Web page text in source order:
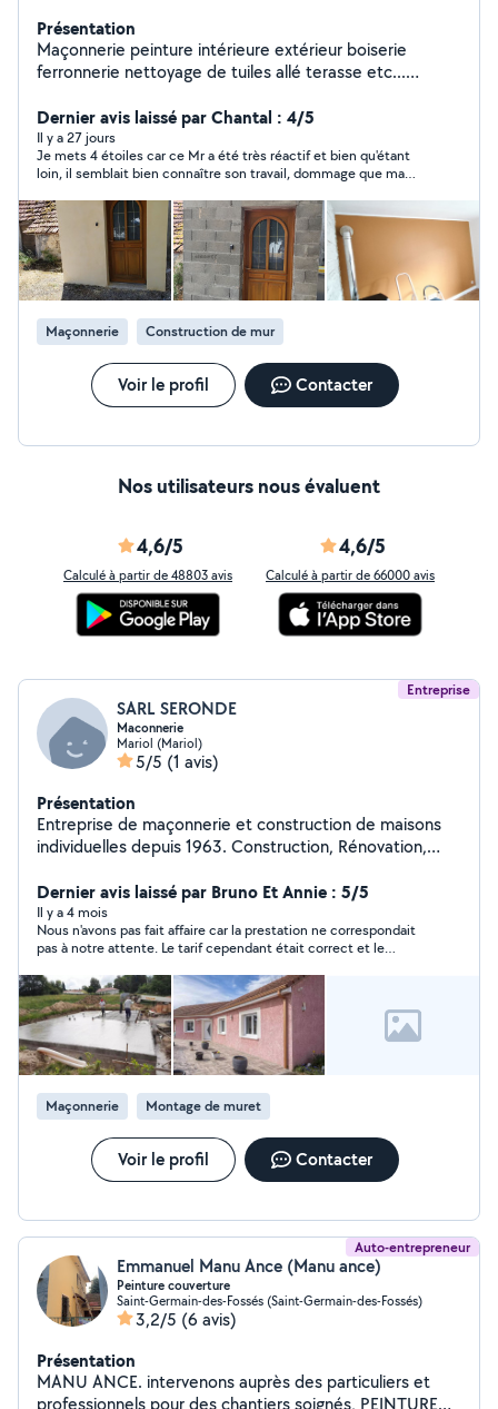
Présentation
Maçonnerie peinture intérieure extérieur boiserie
ferronnerie nettoyage de tuiles allé terasse etc...
d'espaces vert etc... Je possède plein d'autres
compétences etc... Travaux et devis sur simple
demande Remise en état ménage fin de chantier
Remise en état avant vente ou location etc... Tarif selon
prestation Tarif très attractif respect du budget
Dernier avis laissé par Chantal : 4/5
Il y a 27 jours
Je mets 4 étoiles car ce Mr a été très réactif et bien qu'étant
loin, il semblait bien connaître son travail, dommage que ma
Maçonnerie Construction de mur
Voir le profil Contacter
Nos utilisateurs nous évaluent
4,6/5
Calculé à partir de 48803 avis
4,6/5
Calculé à partir de 66000 avis
Entreprise
SARL SERONDE
Maconnerie
Mariol (Mariol)
5/5 (1 avis)
Présentation
Entreprise de maçonnerie et construction de maisons
individuelles depuis 1963. ️Construction, Rénovation,
générale : réalisation de murs, fondations, dalles et
autres ouvrages en béton. Rénovation : remise en état
de bâtiments existants. Percement d'ouvertures. Travail
de la pierre. Extension : agrandissement de maisons et
bâtiments, construction de garages, escaliers. Petit
terrassement. Démolition. L'entreprise bénéficie d'une
excellente réputation locale, avec une note de 5/5
basée sur plusieurs avis clients récents sur GOOGLE.
Les clients soulignent la qualité des réalisations, la
réactivité et le professionnalisme de l'équipe.
Dernier avis laissé par Bruno Et Annie : 5/5
Il y a 4 mois
Nous n'avons pas fait affaire car la prestation ne correspondait
pas à notre attente. Le tarif cependant était correct et le
Maçonnerie Montage de muret
Voir le profil Contacter
Auto-entrepreneur
Emmanuel Manu Ance (Manu ance)
Peinture couverture
Saint-Germain-des-Fossés (Saint-Germain-des-Fossés)
3,2/5 (6 avis)
Présentation
MANU ANCE. intervenons auprès des particuliers et
professionnels pour des chantiers soignés, PEINTURE